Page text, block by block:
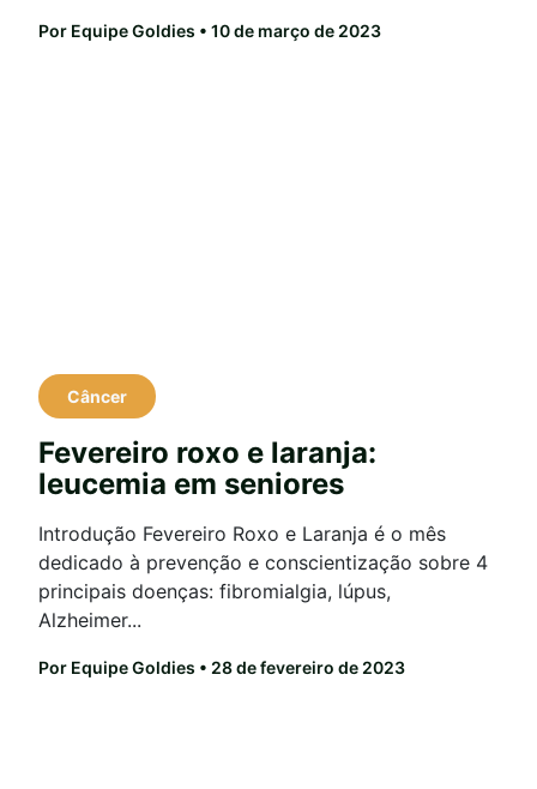
Por Equipe Goldies • 10 de março de 2023
Câncer
Fevereiro roxo e laranja:
leucemia em seniores
Introdução Fevereiro Roxo e Laranja é o mês
dedicado à prevenção e conscientização sobre 4
principais doenças: fibromialgia, lúpus,
Alzheimer...
Por Equipe Goldies • 28 de fevereiro de 2023